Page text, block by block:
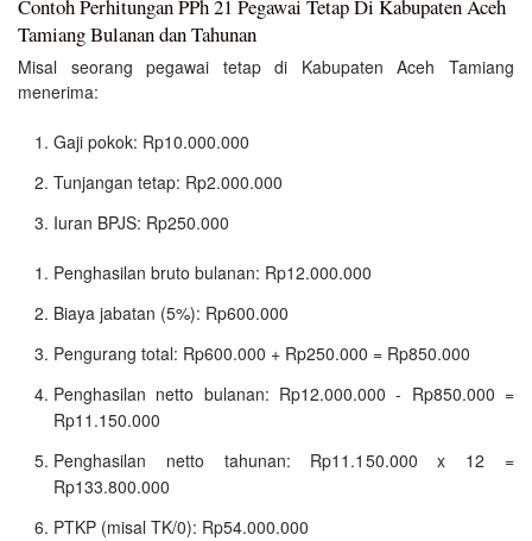
Contoh Perhitungan PPh 21 Pegawai Tetap Di Kabupaten Aceh
Tamiang Bulanan dan Tahunan
Misal seorang pegawai tetap di Kabupaten Aceh Tamiang
menerima:
Gaji pokok: Rp10.000.000
Tunjangan tetap: Rp2.000.000
Iuran BPJS: Rp250.000
Penghasilan bruto bulanan: Rp12.000.000
Biaya jabatan (5%): Rp600.000
Pengurang total: Rp600.000 + Rp250.000 = Rp850.000
Penghasilan netto bulanan: Rp12.000.000 - Rp850.000 =
Rp11.150.000
Penghasilan netto tahunan: Rp11.150.000 x 12 =
Rp133.800.000
PTKP (misal TK/0): Rp54.000.000